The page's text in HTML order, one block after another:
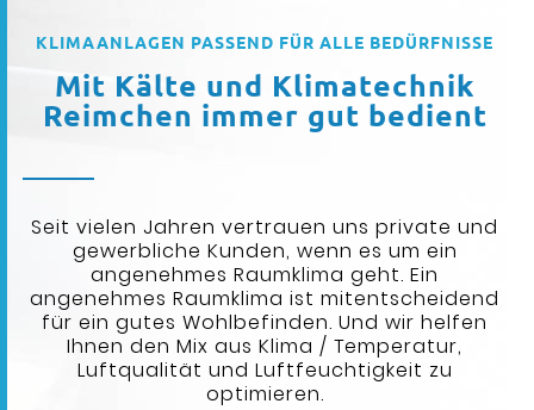
KLIMAANLAGEN PASSEND FÜR ALLE BEDÜRFNISSE
Mit Kälte und Klimatechnik
Reimchen immer gut bedient
Seit vielen Jahren vertrauen uns private und
gewerbliche Kunden, wenn es um ein
angenehmes Raumklima geht. Ein
angenehmes Raumklima ist mitentscheidend
für ein gutes Wohlbefinden. Und wir helfen
Ihnen den Mix aus Klima / Temperatur,
Luftqualität und Luftfeuchtigkeit zu
optimieren.